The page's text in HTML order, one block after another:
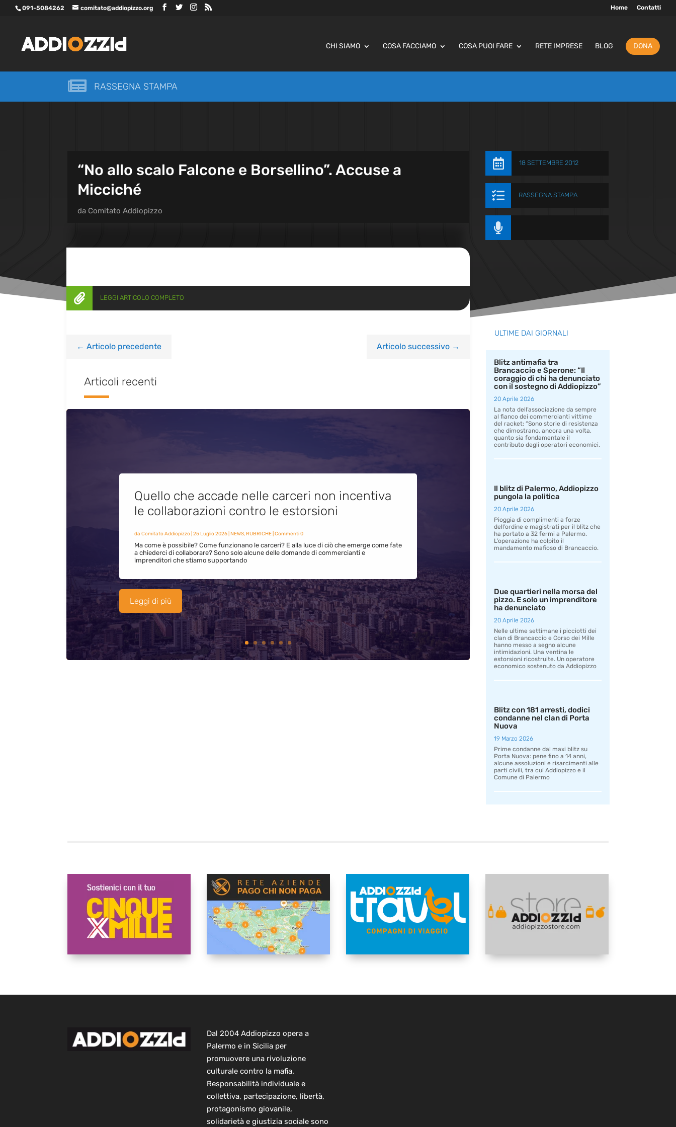
091-5084262 comitato@addiopizzo.org Home Contatti
CHI SIAMO COSA FACCIAMO COSA PUOI FARE RETE IMPRESE BLOG DONA
 RASSEGNA STAMPA
“No allo scalo Falcone e Borsellino”. Accuse a
Micciché
da Comitato Addiopizzo
 18 SETTEMBRE 2012
 RASSEGNA STAMPA

 LEGGI ARTICOLO COMPLETO
← Articolo precedente Articolo successivo→
Articoli recenti
Quello che accade nelle carceri non incentiva
le collaborazioni contro le estorsioni
da Comitato Addiopizzo| 25 Luglio 2026| NEWS,RUBRICHE| Commenti 0
Ma come è possibile? Come funzionano le carceri? E alla luce di ciò che emerge come fate
a chiederci di collaborare? Sono solo alcune delle domande di commercianti e
imprenditori che stiamo supportando
Leggi di più
ULTIME DAI GIORNALI
Blitz antimafia tra
Brancaccio e Sperone: “Il
coraggio di chi ha denunciato
con il sostegno di Addiopizzo”
20 Aprile 2026
La nota dell’associazione da sempre
al fianco dei commercianti vittime
del racket: “Sono storie di resistenza
che dimostrano, ancora una volta,
quanto sia fondamentale il
contributo degli operatori economici.
Il blitz di Palermo, Addiopizzo
pungola la politica
20 Aprile 2026
Pioggia di complimenti a forze
dell’ordine e magistrati per il blitz che
ha portato a 32 fermi a Palermo.
L’operazione ha colpito il
mandamento mafioso di Brancaccio.
Due quartieri nella morsa del
pizzo. E solo un imprenditore
ha denunciato
20 Aprile 2026
Nelle ultime settimane i picciotti dei
clan di Brancaccio e Corso dei Mille
hanno messo a segno alcune
intimidazioni. Una ventina le
estorsioni ricostruite. Un operatore
economico sostenuto da Addiopizzo
Blitz con 181 arresti, dodici
condanne nel clan di Porta
Nuova
19 Marzo 2026
Prime condanne dal maxi blitz su
Porta Nuova: pene fino a 14 anni,
alcune assoluzioni e risarcimenti alle
parti civili, tra cui Addiopizzo e il
Comune di Palermo
Dal 2004 Addiopizzo opera a
Palermo e in Sicilia per
promuovere una rivoluzione
culturale contro la mafia.
Responsabilità individuale e
collettiva, partecipazione, libertà,
protagonismo giovanile,
solidarietà e giustizia sociale sono